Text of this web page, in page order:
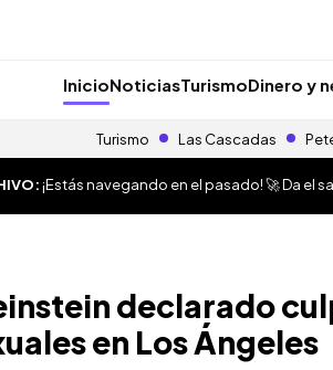
InicioNoticiasTurismoDinero y
Turismo Las Cascadas
¡Estás navegando en el pasado! 🚀 Da el
declarado
en Los Ángeles